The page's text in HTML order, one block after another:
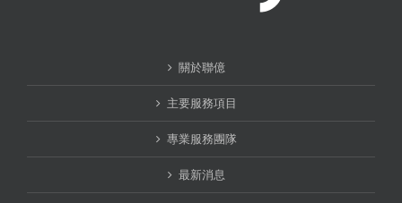
關於聯億
主要服務項目
專業服務團隊
最新消息